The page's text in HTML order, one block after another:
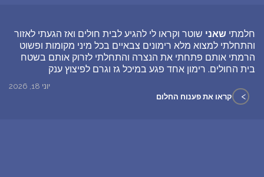
חלמתי שאני שוטר וקראו לי להגיע לבית חולים ואז הגעתי לאזור
והתחלתי למצוא מלא רימונים צבאיים בכל מיני מקומות ופשוט
הרמתי אותם פתחתי את הנצרה והתחלתי לזרוק אותם בשטח
בית החולים. רימון אחד פגע במיכל גז וגרם לפיצוץ ענק
יוני 18, 2026
> קראו את פענוח החלום